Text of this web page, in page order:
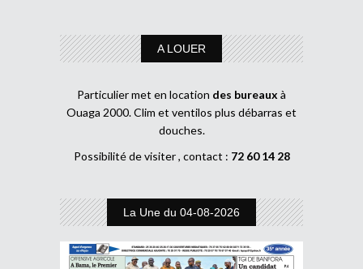
A LOUER
Particulier met en location des bureaux à
Ouaga 2000. Clim et ventilos plus débarras et
douches.
Possibilité de visiter , contact : 72 60 14 28
La Une du 04-08-2026